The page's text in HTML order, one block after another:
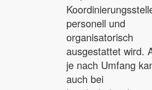
personell und
organisatorisch
ausgestattet wird.
je nach Umfang
auch bei